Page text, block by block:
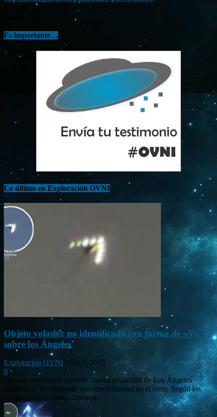
Jul 23, 2015
Es importante…
Lo último en Exploración OVNI
Objeto volador no identificado con forma de «V»
sobre los Ángeles
Exploración OVNI - Oct 5, 2025
0
Durante una noche reciente, varios residentes de Los Ángeles
observaron un objeto de apariencia inusual en el cielo. Según los
testigos, el fenómeno consistía...